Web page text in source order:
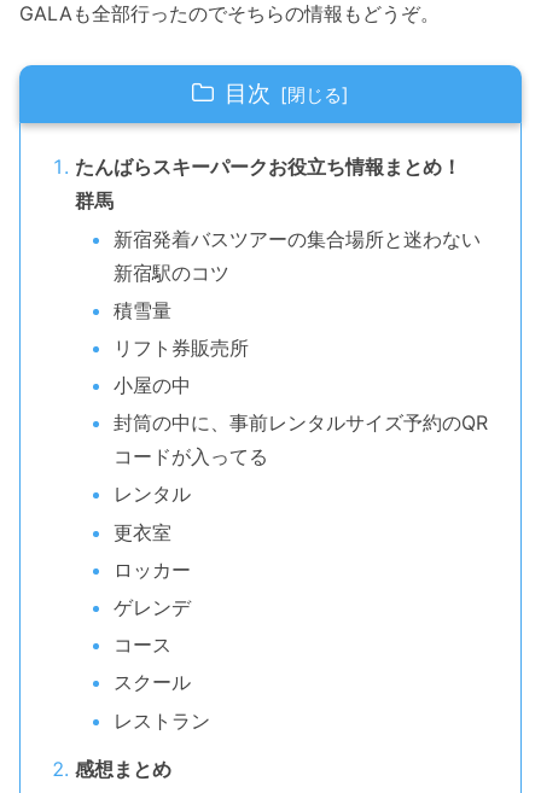
GALAも全部行ったのでそちらの情報もどうぞ。
目次
たんばらスキーパークお役立ち情報まとめ！
群馬
新宿発着バスツアーの集合場所と迷わない
新宿駅のコツ
積雪量
リフト券販売所
小屋の中
封筒の中に、事前レンタルサイズ予約のQR
コードが入ってる
レンタル
更衣室
ロッカー
ゲレンデ
コース
スクール
レストラン
感想まとめ